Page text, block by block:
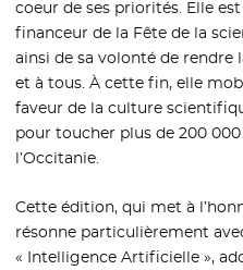
coeur de ses priorités. Elle
financeur de la Fête de la
ainsi de sa volonté de rendre
et à tous. À cette fin, elle
faveur de la culture
pour toucher plus de 200
l’Occitanie.
Cette édition, qui met à
résonne particulièrement
« Intelligence Artificielle »,